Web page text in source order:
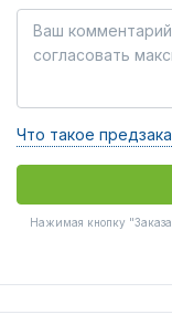
Что такое
Нажимая кнопку